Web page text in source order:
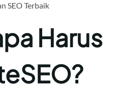
SEO Terbaik
Harus